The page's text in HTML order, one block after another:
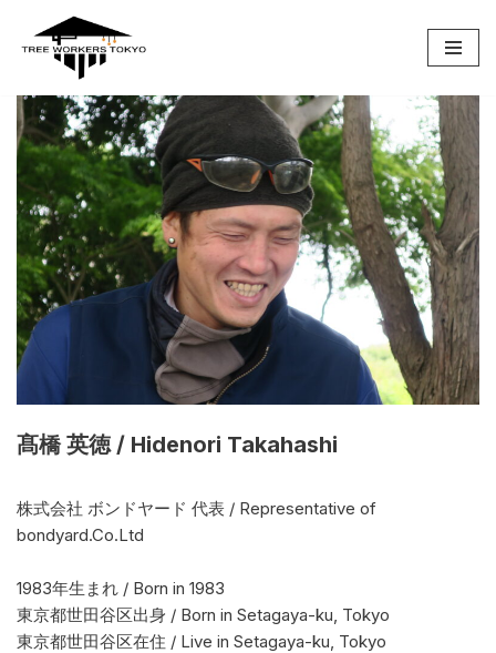
コ
テ
ン
へ
ス
ッ
プ
髙橋 英徳 / Hidenori Takahashi
株式会社 ボンドヤード 代表 / Representative of
bondyard.Co.Ltd
1983年生まれ / Born in 1983
東京都世田谷区出身 / Born in Setagaya-ku, Tokyo
東京都世田谷区在住 / Live in Setagaya-ku, Tokyo